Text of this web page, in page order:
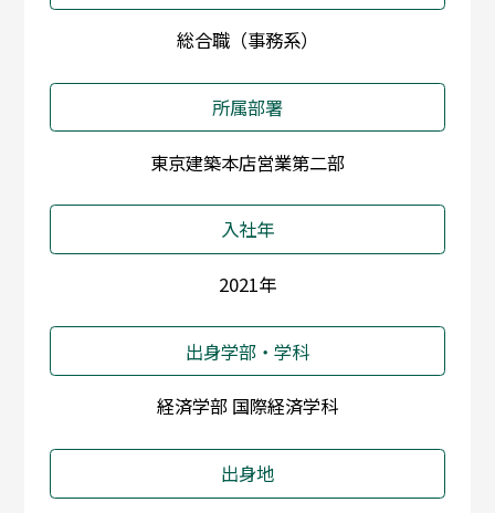
総合職（事務系）
所属部署
東京建築本店営業第二部
入社年
2021年
出身学部・学科
経済学部 国際経済学科
出身地